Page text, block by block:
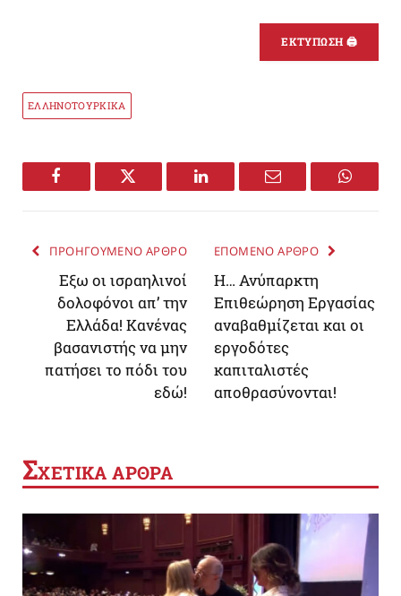
ΕΚΤΥΠΩΣΗ 🖨
ΕΛΛΗΝΟΤΟΥΡΚΙΚΑ
Facebook Twitter LinkedIn Email
ΠΡΟΗΓΟΥΜΕΝΟ ΑΡΘΡΟ
Eξω οι ισραηλινοί
δολοφόνοι απ’ την
Ελλάδα! Κανένας
βασανιστής να μην
πατήσει το πόδι του
εδώ!
ΕΠΟΜΕΝΟ ΑΡΘΡΟ
Η… Ανύπαρκτη
Επιθεώρηση Εργασίας
αναβαθμίζεται και οι
εργοδότες
καπιταλιστές
αποθρασύνονται!
ΣΧΕΤΙΚΑ ΑΡΘΡΑ